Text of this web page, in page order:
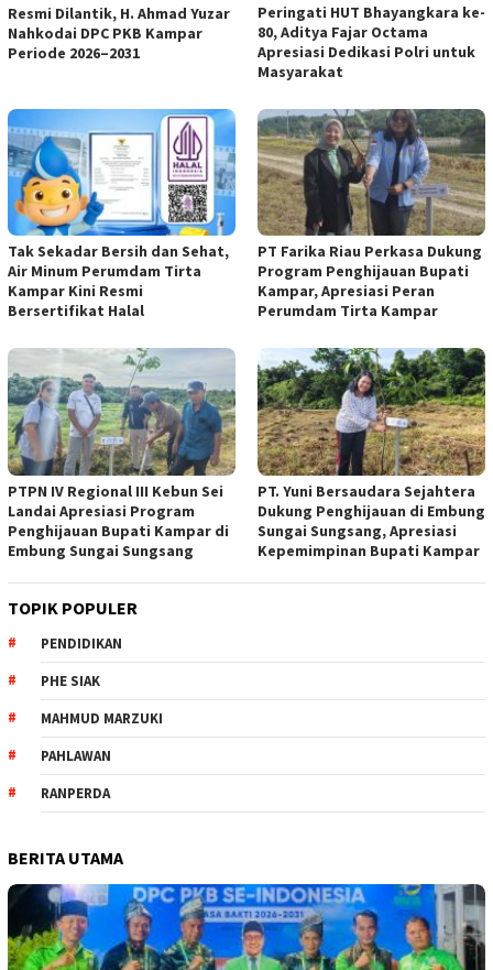
Resmi Dilantik, H. Ahmad Yuzar
Nahkodai DPC PKB Kampar
Periode 2026–2031
Peringati HUT Bhayangkara ke-
80, Aditya Fajar Octama
Apresiasi Dedikasi Polri untuk
Masyarakat
Tak Sekadar Bersih dan Sehat,
Air Minum Perumdam Tirta
Kampar Kini Resmi
Bersertifikat Halal
PT Farika Riau Perkasa Dukung
Program Penghijauan Bupati
Kampar, Apresiasi Peran
Perumdam Tirta Kampar
PTPN IV Regional III Kebun Sei
Landai Apresiasi Program
Penghijauan Bupati Kampar di
Embung Sungai Sungsang
PT. Yuni Bersaudara Sejahtera
Dukung Penghijauan di Embung
Sungai Sungsang, Apresiasi
Kepemimpinan Bupati Kampar ‎
TOPIK POPULER
PENDIDIKAN
PHE SIAK
MAHMUD MARZUKI
PAHLAWAN
RANPERDA
BERITA UTAMA